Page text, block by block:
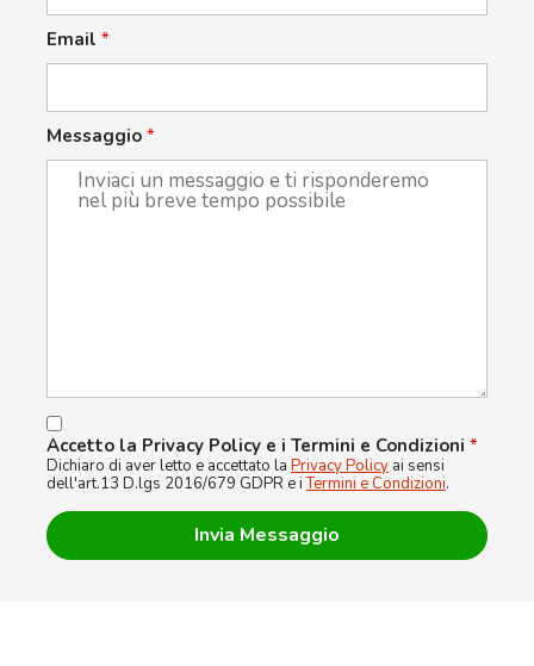
Email *
Messaggio *
Accetto la Privacy Policy e i Termini e Condizioni *
Dichiaro di aver letto e accettato la Privacy Policy ai sensi
dell'art.13 D.lgs 2016/679 GDPR e iTermini e Condizioni.